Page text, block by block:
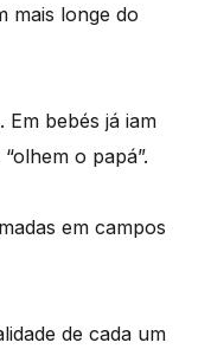
mais longe do
Em bebés já iam
o papá”.
em campos
de cada um